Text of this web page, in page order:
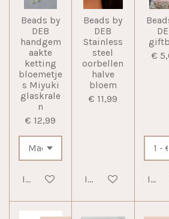
Beads by
DEB
handgem
aakte
ketting
bloemetje
s Miyuki
glaskrale
n
€ 12,99
In winkelwagen
Beads by
DEB
Stainless
steel
oorbellen
halve
bloem
€ 11,99
In winkelwagen
€
In